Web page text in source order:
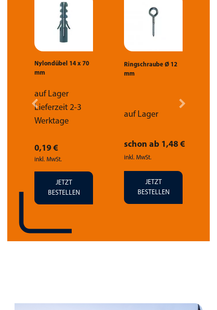
Nylondübel 14 x 70
mm
auf Lager
Lieferzeit 2-3
Werktage
0,19 €
inkl. MwSt.
JETZT
BESTELLEN
Ringschraube Ø 12
mm
auf Lager
schon ab 1,48 €
inkl. MwSt.
JETZT
BESTELLEN